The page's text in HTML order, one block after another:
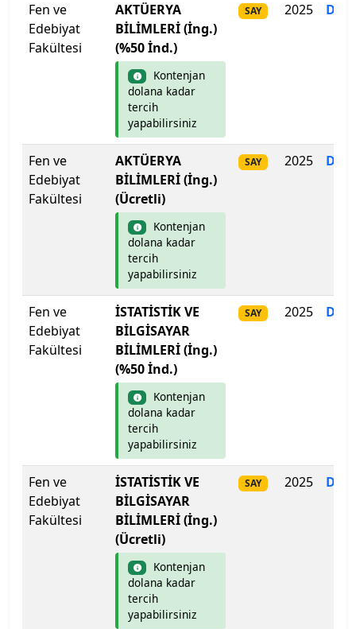
Nevşehir Hacı Bektaş Veli Üniversitesi
Niğde Ömer Halisdemir Üniversitesi
Nuh Naci Yazgan Üniversitesi
ODTÜ Kuzey Kıbrıs Kampusu
Ondokuz Mayıs Üniversitesi
Ordu Üniversitesi
Orta Doğu Teknik Üniversitesi
Osmaniye Korkut Ata Üniversitesi
Ostim Teknik Üniversitesi
Özyeğin Üniversitesi
Pamukkale Üniversitesi
Piri Reis Üniversitesi
Rauf Denktaş Üniversitesi
Recep Tayyip Erdoğan Üniversitesi
Sabancı Üniversitesi
Sağlık Bilimleri Üniversitesi
Fen ve
Edebiyat
Fakültesi
AKTÜERYA
BİLİMLERİ (İng.)
(%50 İnd.)
Kontenjan
dolana kadar
tercih
yapabilirsiniz
SAY 2025
Fen ve
Edebiyat
Fakültesi
AKTÜERYA
BİLİMLERİ (İng.)
(Ücretli)
Kontenjan
dolana kadar
tercih
yapabilirsiniz
SAY 2025
Fen ve
Edebiyat
Fakültesi
İSTATİSTİK VE
BİLGİSAYAR
BİLİMLERİ (İng.)
(%50 İnd.)
Kontenjan
dolana kadar
tercih
yapabilirsiniz
SAY 2025
Fen ve
Edebiyat
Fakültesi
İSTATİSTİK VE
BİLGİSAYAR
BİLİMLERİ (İng.)
(Ücretli)
Kontenjan
dolana kadar
tercih
yapabilirsiniz
SAY 2025